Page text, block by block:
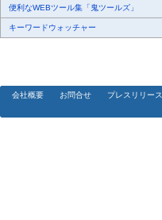
便利なWEBツール集「鬼ツールズ」
キーワードウォッチャー
会社概要 お問合せ プレスリリース